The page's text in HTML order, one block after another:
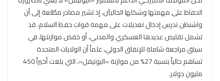
الحفاظ على مهمتها وشكلها الحالييْن، إذ تشير مصادر مطّلعة إلى أن
واشنطن تدرس إدخال تعديلات على مهمة قوات حفظ السلام، قد
تشمل تقليص عديدها العسكري والمدني، أو خفض موازنتها، في
سياق مراجعة شاملة للإنفاق الدولي، علماً أن الولايات المتحدة
تساهم حالياً بنسبة 27% من موازنة «اليونيفل»، التي بلغت أخيراً 450
مليون دولار.